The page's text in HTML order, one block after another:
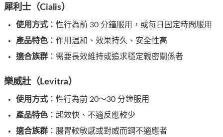
犀利士（Cialis）
使用方式 ：性行為前 30 分鐘服用，或每日固定時間服用
產品特色 ：作用温和、效果持久、安全性高
適合族群 ：需要長效維持或追求穩定親密關係者
樂威壯（Levitra）
使用方式 ：性行為前 20～30 分鐘服用
產品特色 ：起效快、不適反應較少
適合族群 ：腸胃較敏感或對威而鋼不適應者